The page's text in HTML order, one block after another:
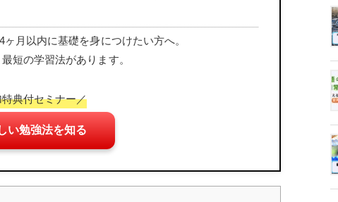
月以内に基礎を身につけたい方へ。
短の学習法があります。
典付セミナー／
い勉強法を知る